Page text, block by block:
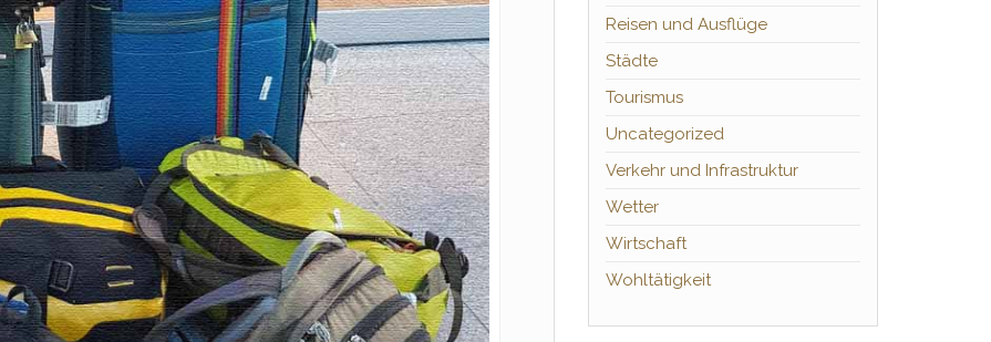
Reisen und Ausflüge
Städte
Tourismus
Uncategorized
Verkehr und Infrastruktur
Wetter
Wirtschaft
Wohltätigkeit